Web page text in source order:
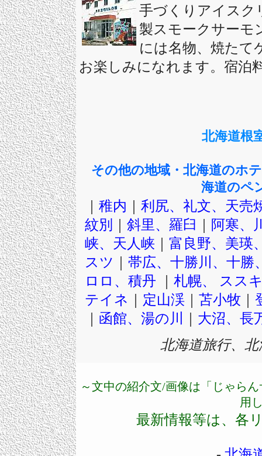
手づくりアイスク
製スモークサーモ
には名物、焼たて
お楽しみになれます。宿泊
北海道根
その他の地域・北海道のホ
海道のペ
稚内
利尻、礼文、天売
紋別
斜里、羅臼
阿寒、
峡、天人峡
富良野、美瑛
スツ
帯広、十勝川、十勝
ロロ、積丹
札幌、 スス
テイネ
定山渓 苫小牧
函館、湯の川
大沼、長
北海道旅行、
～文中の紹介文/画像は「じゃら
用
最新情報等は、各